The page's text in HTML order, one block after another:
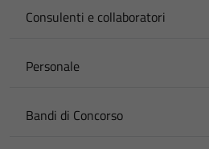
Consulenti e collaboratori
Personale
Bandi di Concorso